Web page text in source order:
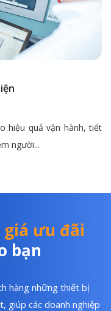
hiệu quả vận hành, tiết
người...
giá ưu đãi
bạn
hàng những thiết bị
giúp các doanh nghiệp